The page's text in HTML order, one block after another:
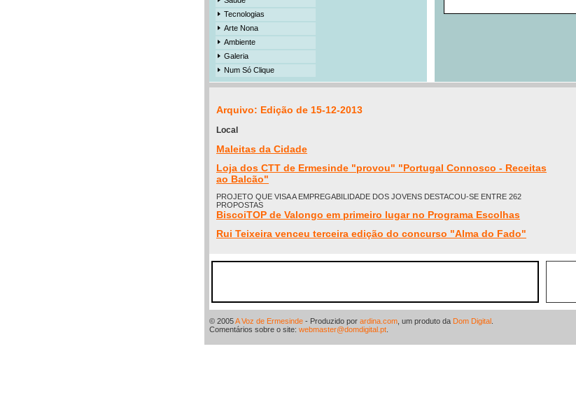
Tecnologias
Arte Nona
Ambiente
Galeria
Num Só Clique
Arquivo: Edição de 15-12-2013
Local
Maleitas da Cidade
Loja dos CTT de Ermesinde "provou" "Portugal Connosco - Receitas
ao Balcão"
PROJETO QUE VISA A EMPREGABILIDADE DOS JOVENS DESTACOU-SE ENTRE 262
PROPOSTAS
BiscoiTOP de Valongo em primeiro lugar no Programa Escolhas
Rui Teixeira venceu terceira edição do concurso "Alma do Fado"
© 2005A Voz de Ermesinde - Produzido por ardina.com , um produto da Dom Digital
Comentários sobre o site: webmaster@domdigital.pt